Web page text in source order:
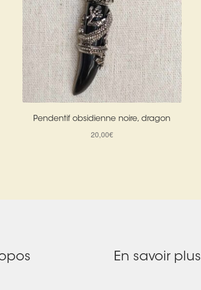
Pendentif obsidienne noire, dragon
20,00€
En savoir plus